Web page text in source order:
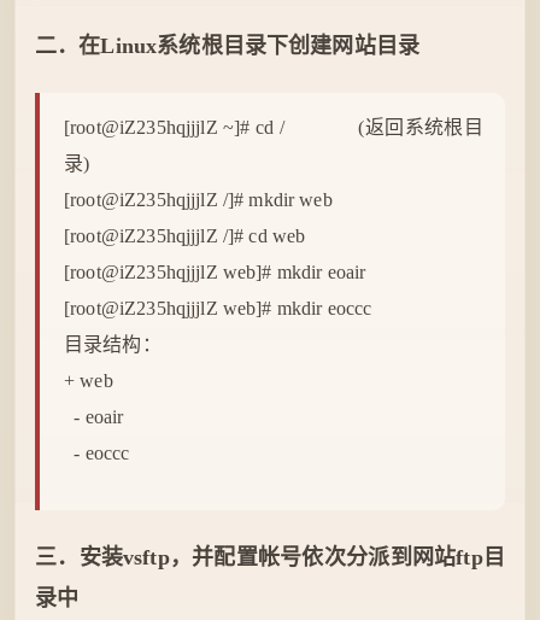
二．在Linux系统根目录下创建网站目录
[root@iZ235hqjjjlZ ~]# cd / (返回系统根目
录)
[root@iZ235hqjjjlZ /]# mkdir web
[root@iZ235hqjjjlZ /]# cd web
[root@iZ235hqjjjlZ web]# mkdir eoair
[root@iZ235hqjjjlZ web]# mkdir eoccc
目录结构：
+ web
- eoair
- eoccc
三．安装vsftp，并配置帐号依次分派到网站ftp目
录中